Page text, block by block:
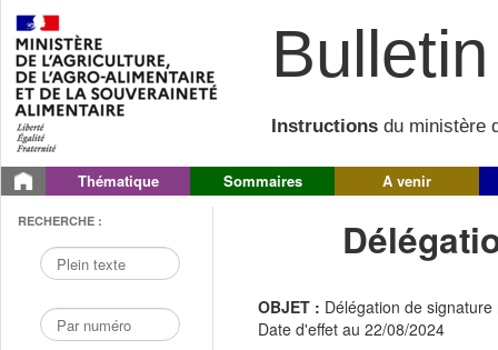
Instructions du ministère
Thématique Sommaires A venir
RECHERCHE :
OBJET : Délégation de
Date d'effet au 22/08/2024